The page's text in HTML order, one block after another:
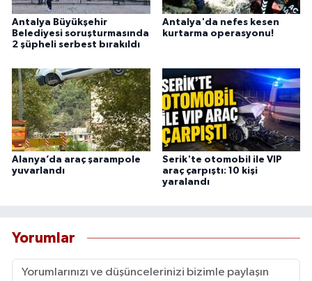
Antalya Büyükşehir
Belediyesi soruşturmasında
2 şüpheli serbest bırakıldı
Antalya'da nefes kesen
kurtarma operasyonu!
Alanya’da araç şarampole
yuvarlandı
Serik'te otomobil ile VIP
araç çarpıştı: 10 kişi
yaralandı
Yorumlar